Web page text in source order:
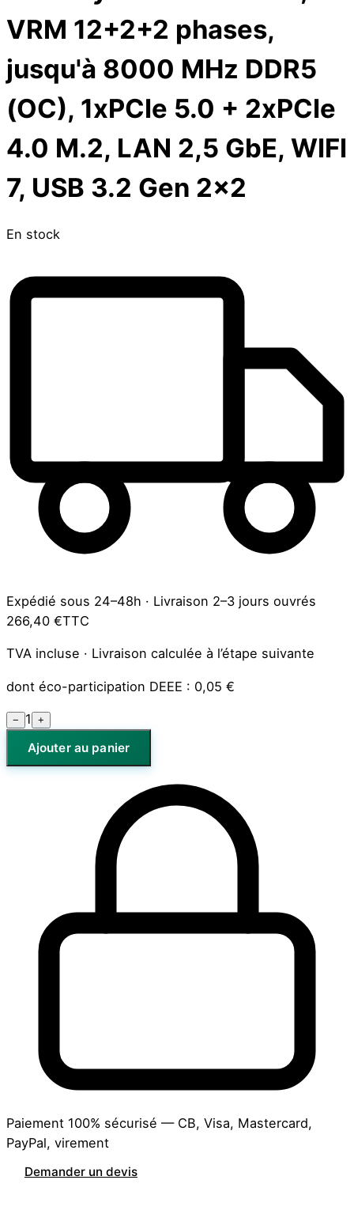
VRM 12+2+2 phases,
jusqu'à 8000 MHz DDR5
(OC), 1xPCIe 5.0 + 2xPCIe
4.0 M.2, LAN 2,5 GbE, WIFI
7, USB 3.2 Gen 2x2
En stock
Expédié sous 24–48h · Livraison 2–3 jours ouvrés
266,40 €TTC
TVA incluse · Livraison calculée à l’étape suivante
dont éco-participation DEEE : 0,05 €
− 1 +
Ajouter au panier
Paiement 100% sécurisé — CB, Visa, Mastercard,
PayPal, virement
Demander un devis